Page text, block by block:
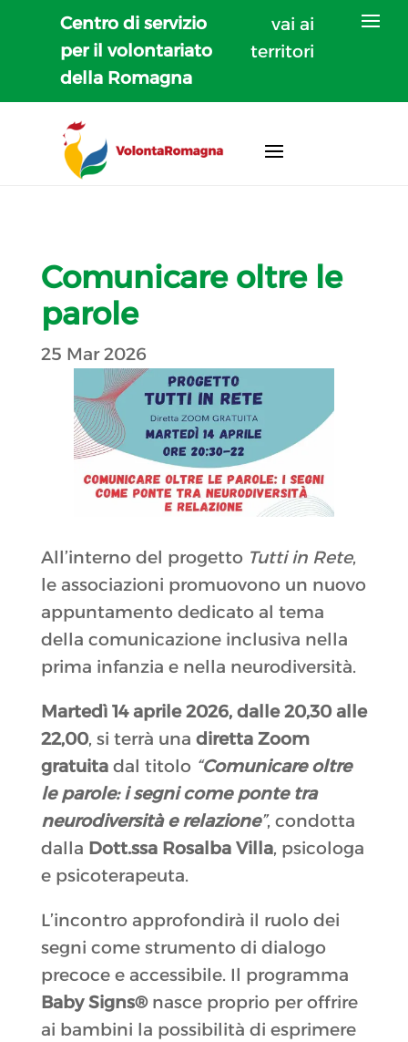
Centro di servizio
per il volontariato
della Romagna
vai ai
territori
Comunicare oltre le
parole
25 Mar 2026
All’interno del progetto Tutti in Rete,
le associazioni promuovono un nuovo
appuntamento dedicato al tema
della comunicazione inclusiva nella
prima infanzia e nella neurodiversità.
Martedì 14 aprile 2026, dalle 20,30 alle
22,00, si terrà una diretta Zoom
gratuitadal titolo “Comunicare oltre
le parole: i segni come ponte tra
neurodiversità e relazione”, condotta
dalla Dott.ssa Rosalba Villa, psicologa
e psicoterapeuta.
L’incontro approfondirà il ruolo dei
segni come strumento di dialogo
precoce e accessibile. Il programma
Baby Signs®nasce proprio per offrire
ai bambini la possibilità di esprimere